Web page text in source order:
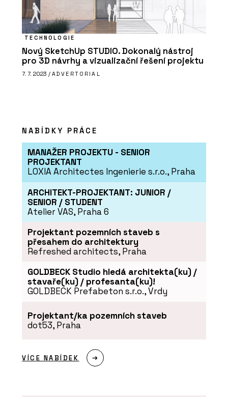
TECHNOLOGIE
Nový SketchUp STUDIO. Dokonalý nástroj
pro 3D návrhy a vizualizační řešení projektu
7. 7. 2023 / ADVERTORIAL
NABÍDKY PRÁCE
MANAŽER PROJEKTU - SENIOR
PROJEKTANT
LOXIA Architectes Ingenierie s.r.o., Praha
ARCHITEKT-PROJEKTANT: JUNIOR /
SENIOR / STUDENT
Atelier VAS, Praha 6
Projektant pozemních staveb s
přesahem do architektury
Refreshed architects, Praha
GOLDBECK Studio hledá architekta(ku) /
stavaře(ku) / profesanta(ku)!
GOLDBECK Prefabeton s.r.o., Vrdy
Projektant/ka pozemních staveb
dot53, Praha
VÍCE NABÍDEK